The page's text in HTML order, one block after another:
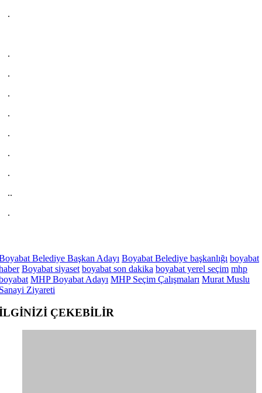
.
.
.
.
.
.
.
.
..
.
Belediye Başkan Adayı Boyabat Belediye başkanlığı boyabat
Boyabat siyaset boyabat son dakika boyabat yerel seçim mhp
MHP Boyabat Adayı MHP Seçim Çalışmaları Murat Muslu
Ziyareti
ÇEKEBİLİR